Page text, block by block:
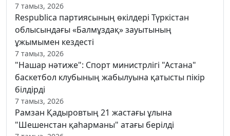
7 тамыз, 2026
Respublica партиясының өкілдері Түркістан
облысындағы «Балмұздақ» зауытының
ұжымымен кездесті
7 тамыз, 2026
"Нашар нәтиже": Спорт министрлігі "Астана"
баскетбол клубының жабылуына қатысты пікір
білдірді
7 тамыз, 2026
Рамзан Қадыровтың 21 жастағы ұлына
"Шешенстан қаһарманы" атағы берілді